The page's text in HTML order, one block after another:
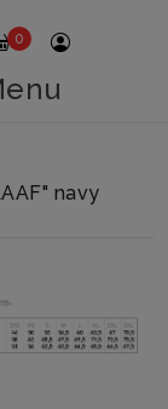
navy
0